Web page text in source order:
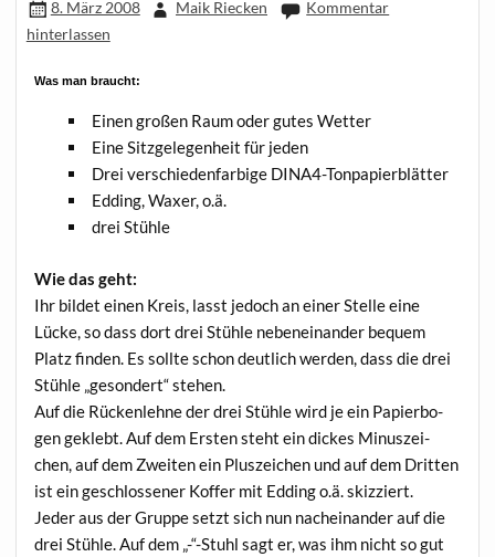
8. März 2008 Maik Riecken
Kommentar
hinterlassen
Was man braucht:
Einen gro­ßen Raum oder gutes Wetter
Eine Sitz­ge­le­gen­heit für jeden
Drei ver­schie­den­far­bi­ge DINA4-Tonpapierblätter
Edding, Waxer, o.ä.
drei Stüh­le
Wie das geht:
Ihr bil­det einen Kreis, lasst jedoch an einer Stel­le eine
Lücke, so dass dort drei Stüh­le neben­ein­an­der bequem
Platz fin­den. Es soll­te schon deut­lich wer­den, dass die drei
Stüh­le „geson­dert“ stehen.
Auf die Rücken­leh­ne der drei Stüh­le wird je ein Papier­bo­
gen geklebt. Auf dem Ers­ten steht ein dickes Minus­zei­
chen, auf dem Zwei­ten ein Plus­zei­chen und auf dem Drit­ten
ist ein geschlos­se­ner Kof­fer mit Edding o.ä. skizziert.
Jeder aus der Grup­pe setzt sich nun nach­ein­an­der auf die
drei Stüh­le. Auf dem „-“-Stuhl sagt er, was ihm nicht so gut